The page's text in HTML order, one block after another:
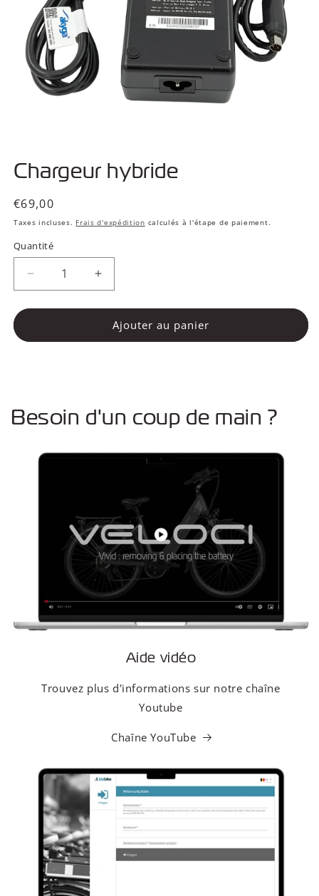
média
1
une
fenêtre
modale
Chargeur hybride
Prix
habituel
€69,00
Taxes incluses. Frais d'expédition calculés à l'étape de paiement.
Quantité
Réduire
la
quantité
Chargeur
Augmenter
la
quantité
Chargeur
Ajouter au panier
Besoin d'un coup de main ?
Aide vidéo
Trouvez plus d'informations sur notre chaîne
Youtube
Chaîne YouTube